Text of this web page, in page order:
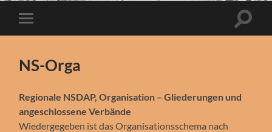
Mobile-
Menü
NS-Orga
Regionale NSDAP, Organisation – Gliederungen und
angeschlossene Verbände
Wiedergegeben ist das Organisationsschema nach